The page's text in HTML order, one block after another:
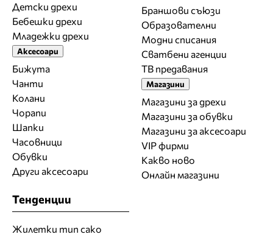
Детски дрехи
Бебешки дрехи
Младежки дрехи
Аксесоари
Бижута
Чанти
Колани
Чорапи
Шапки
Часовници
Обувки
Други аксесоари
Браншови съюзи
Образователни
Модни списания
Сватбени агенции
ТВ предавания
Магазини
Магазини за дрехи
Магазини за обувки
Магазини за aксесоари
VIP фирми
Какво ново
Онлайн магазини
Тенденции
Жилетки тип сако